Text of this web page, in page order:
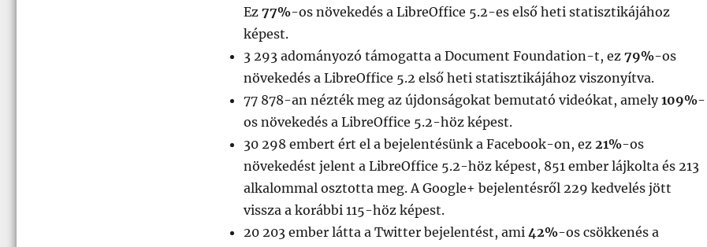
Ez 77%-os növekedés a LibreOffice 5.2-es első heti statisztikájához
képest.
3 293 adományozó támogatta a Document Foundation-t, ez 79%-os
növekedés a LibreOffice 5.2 első heti statisztikájához viszonyítva.
77 878-an nézték meg az újdonságokat bemutató videókat, amely109%-
os növekedés a LibreOffice 5.2-höz képest.
30 298 embert ért el a bejelentésünk a Facebook-on, ez 21%-os
növekedést jelent a LibreOffice 5.2-höz képest, 851 ember lájkolta és 213
alkalommal osztotta meg. A Google+ bejelentésről 229 kedvelés jött
vissza a korábbi 115-höz képest.
20 203 ember látta a Twitter bejelentést, ami 42%-os csökkenés a